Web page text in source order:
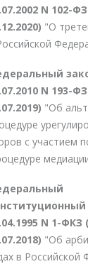
N 102-
"О
N 193-
"Об
с участием
N 1-ФКЗ
"Об
в Российской